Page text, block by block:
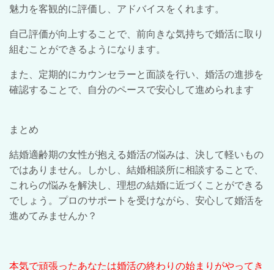
魅力を客観的に評価し、アドバイスをくれます。
自己評価が向上することで、前向きな気持ちで婚活に取り
組むことができるようになります。
また、定期的にカウンセラーと面談を行い、婚活の進捗を
確認することで、自分のペースで安心して進められます
まとめ
結婚適齢期の女性が抱える婚活の悩みは、決して軽いもの
ではありません。しかし、結婚相談所に相談することで、
これらの悩みを解決し、理想の結婚に近づくことができる
でしょう。プロのサポートを受けながら、安心して婚活を
進めてみませんか？
本気で頑張ったあなたは婚活の終わりの始まりがやってき